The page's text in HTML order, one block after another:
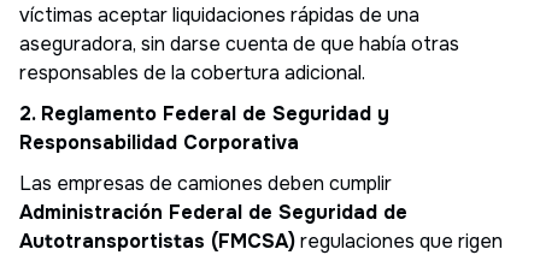
víctimas aceptar liquidaciones rápidas de una
aseguradora, sin darse cuenta de que había otras
responsables de la cobertura adicional.
2. Reglamento Federal de Seguridad y
Responsabilidad Corporativa
Las empresas de camiones deben cumplir
Administración Federal de Seguridad de
Autotransportistas (FMCSA)regulaciones que rigen